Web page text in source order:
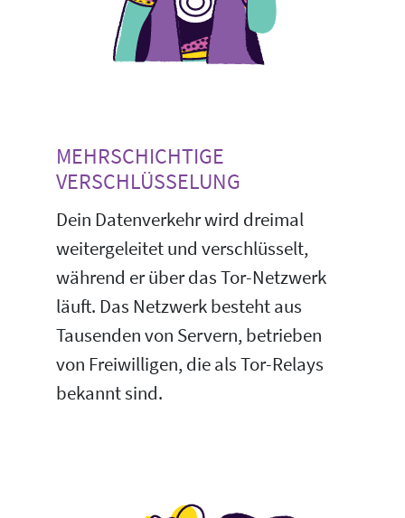
MEHRSCHICHTIGE
VERSCHLÜSSELUNG
Dein Datenverkehr wird dreimal
weitergeleitet und verschlüsselt,
während er über das Tor-Netzwerk
läuft. Das Netzwerk besteht aus
Tausenden von Servern, betrieben
von Freiwilligen, die als Tor-Relays
bekannt sind.